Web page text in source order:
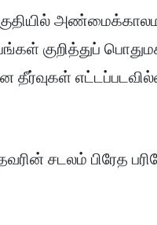
குறித்துப்
தீர்வுகள்
சடலம் பிரேத